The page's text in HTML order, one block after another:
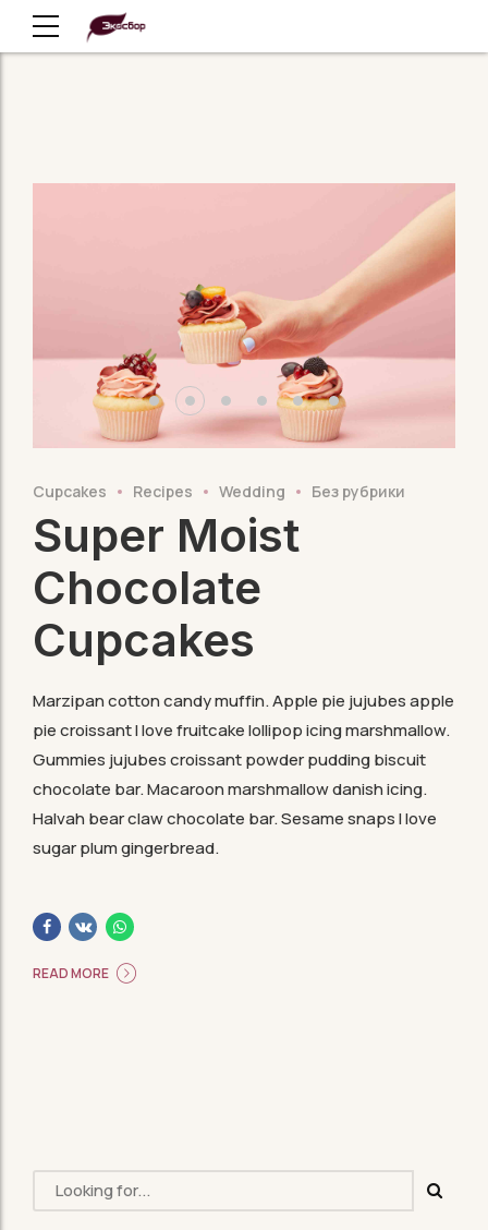
Cupcakes Recipes Wedding Без рубрики
Super Moist
Chocolate
Cupcakes
Marzipan cotton candy muffin. Apple pie jujubes apple
pie croissant I love fruitcake lollipop icing marshmallow.
Gummies jujubes croissant powder pudding biscuit
chocolate bar. Macaroon marshmallow danish icing.
Halvah bear claw chocolate bar. Sesame snaps I love
sugar plum gingerbread.
READ MORE